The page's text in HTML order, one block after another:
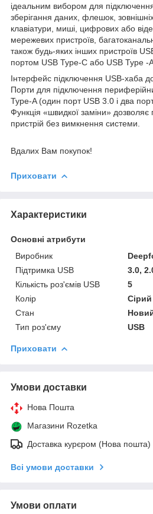
ідеальним вибором для
зберігання даних, флешок,
клавіатури, миші, цифрових або
мережевих пристроїв,
також будь-яких інших пристроїв
портом USB Type-С або USB Type -
Інтерфейс підключення USB-хаба
Порти для підключення
Type-A (один порт USB 3.0 і два
Функція «швидкої заміни» дозволяє
пристрій без вимкнення системи.
Вдалих Вам покупок!
Приховати
Характеристики
Основні атрибути
Виробник
Підтримка USB
3.0,
Кількість роз'ємів USB
5
Колір
Сірий
Стан
Тип роз'єму
USB
Приховати
Умови доставки
Нова Пошта
Магазини Rozetka
Доставка курєром (Нова пошта)
Всі умови доставки
Умови оплати